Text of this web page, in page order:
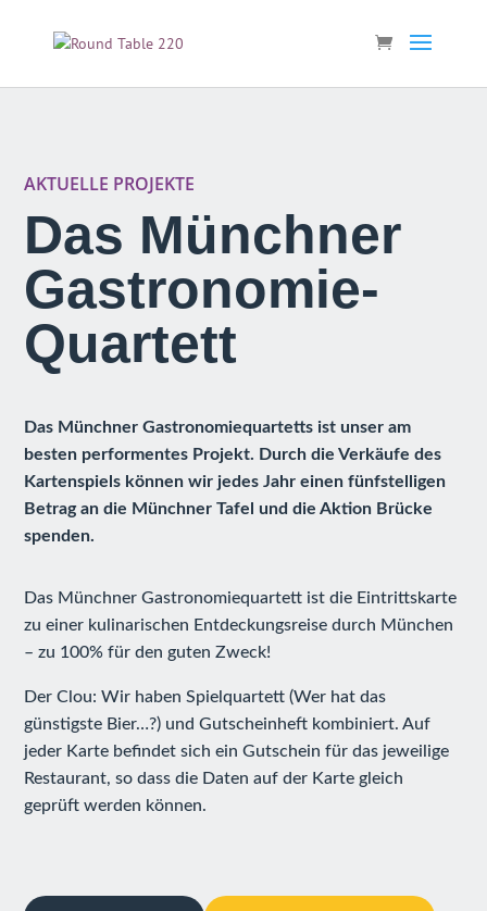
AKTUELLE PROJEKTE
Das Münchner
Gastronomie-
Quartett
Das Münchner Gastronomiequartetts ist unser am
besten performentes Projekt. Durch die Verkäufe des
Kartenspiels können wir jedes Jahr einen fünfstelligen
Betrag an die Münchner Tafel und die Aktion Brücke
spenden.
Das Münchner Gastronomiequartett ist die Eintrittskarte
zu einer kulinarischen Entdeckungsreise durch München
– zu 100% für den guten Zweck!
Der Clou: Wir haben Spielquartett (Wer hat das
günstigste Bier…?) und Gutscheinheft kombiniert. Auf
jeder Karte befindet sich ein Gutschein für das jeweilige
Restaurant, so dass die Daten auf der Karte gleich
geprüft werden können.